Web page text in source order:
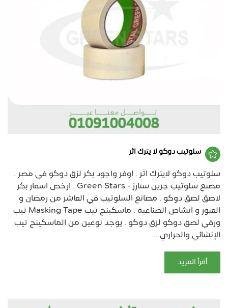
سلوتيب دوكو لا يترك اثر
سلوتيب دوكو لايترك اثر . اوفر واجود بكر لزق دوكو في مصر .
مصنع سلوتيب جرين ستارز - Green Stars . ارخص اسعار بكر
لاصق لصق دوكو . مصانع السلوتيب في العاشر من رمضان و
العبور و انشاص الصناعية . ماسكينج تيب Masking Tape تيب
ورقي لصق دوكو لزق دوكو . يوجد نوعين من الماسكينج تيب
الإنشائي والحراري....
أقرأ المزيد